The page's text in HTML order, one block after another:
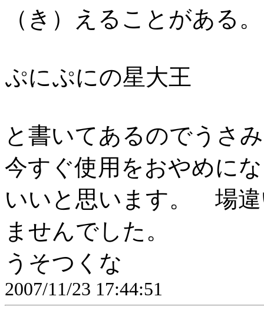
（き）えることがある
ぷにぷにの星大王
と書いてあるのでうさ
今すぐ使用をおやめに
いいと思います。 場
ませんでした。
うそつくな
2007/11/23 17:44:51